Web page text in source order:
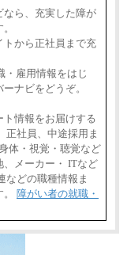
勤務地などにより
ざいません。
なら、充実した障が
トから正社員まで充
・雇用情報をはじ
ナビをどうぞ。
ト情報をお届けする
正社員、中途採用ま
体・視覚・聴覚など
、メーカー・ ITなど
などの職種情報ま
障がい者の就職・